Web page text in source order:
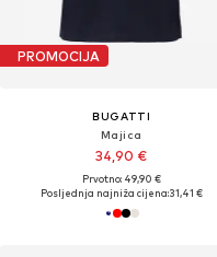
PROMOCIJA
BUGATTI
Majica
34,90 €
Prvotno: 49,90 €
Posljednja najniža cijena:31,41 €